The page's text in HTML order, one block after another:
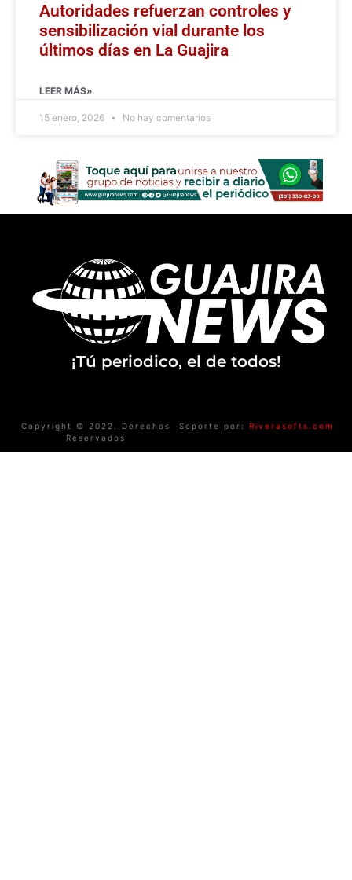
Autoridades refuerzan controles y
sensibilización vial durante los
últimos días en La Guajira
LEER MÁS»
15 enero, 2026 No hay comentarios
¡Tú periodico, el de todos!
Copyright © 2022. Derechos
Reservados
Soporte por: Riverasofts.com